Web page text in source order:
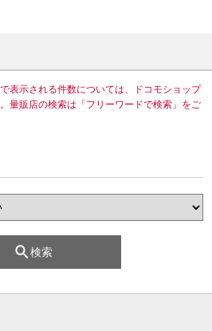
表示される件数については、ドコモショップ
量販店の検索は「フリーワードで検索」をご
検索